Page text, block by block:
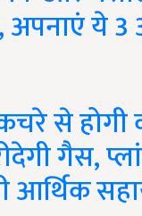
अपनाएं ये
से होगी
गैस,
आर्थिक